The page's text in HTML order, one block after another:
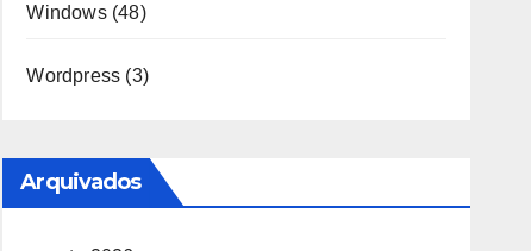
Windows(48)
Wordpress (3)
Arquivados